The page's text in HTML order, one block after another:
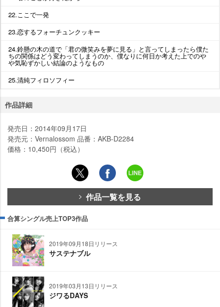
22.ここで一発
23.恋するフォーチュンクッキー
24.鈴懸の木の道で「君の微笑みを夢に見る」と言ってしまったら僕た
ちの関係はどう変わってしまうのか、僕なりに何日か考えた上での
気恥ずかしい結論のようなもの
25.清純フィロソフィー
作品詳細
発売日：2014年09月17日
発売元：Vernalossom 品番：AKB-D2284
価格：10,450円（税込）
作品一覧を見る
合算シングル売上TOP3作品
2019年09月18日リリース
サステナブル
2019年03月13日リリース
ジワるDAYS